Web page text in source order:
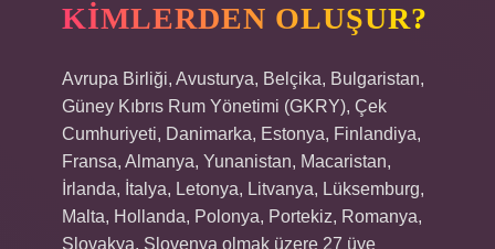
KIMLERDEN OLUŞUR?
Avrupa Birliği, Avusturya, Belçika, Bulgaristan,
Güney Kıbrıs Rum Yönetimi (GKRY), Çek
Cumhuriyeti, Danimarka, Estonya, Finlandiya,
Fransa, Almanya, Yunanistan, Macaristan,
İrlanda, İtalya, Letonya, Litvanya, Lüksemburg,
Malta, Hollanda, Polonya, Portekiz, Romanya,
Slovakya, Slovenya olmak üzere 27 üye